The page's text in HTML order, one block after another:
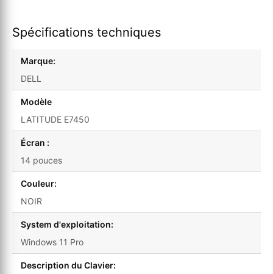
Spécifications techniques
Marque:
DELL
Modèle
LATITUDE E7450
Écran :
14 pouces
Couleur:
NOIR
System d'exploitation:
Windows 11 Pro
Description du Clavier: